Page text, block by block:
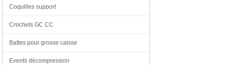
Coquilles support
Crochets GC CC
Battes pour grosse caisse
Events décompression